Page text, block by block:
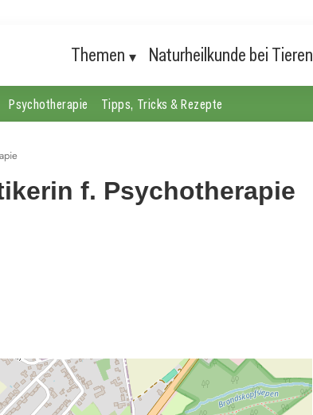
Themen Naturheilkunde bei Tieren
Psychotherapie Tipps, Tricks & Rezepte
f. Psychotherapie